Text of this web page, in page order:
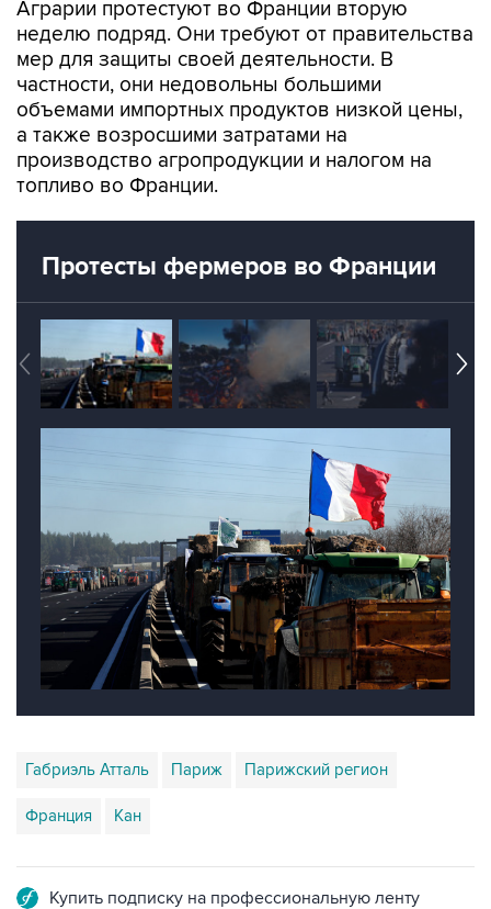
мер для защиты своей деятельности. В
частности, они недовольны большими
объемами импортных продуктов низкой цены,
а также возросшими затратами на
производство агропродукции и налогом на
топливо во Франции.
Протесты фермеров во Франции
Франция Кан
Подписаться на рассылку главных новостей сайта